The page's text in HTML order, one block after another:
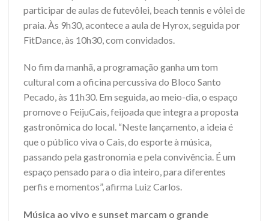
participar de aulas de futevôlei, beach tennis e vôlei de
praia. Às 9h30, acontece a aula de Hyrox, seguida por
FitDance, às 10h30, com convidados.
No fim da manhã, a programação ganha um tom
cultural com a oficina percussiva do Bloco Santo
Pecado, às 11h30. Em seguida, ao meio-dia, o espaço
promove o FeijuCais, feijoada que integra a proposta
gastronômica do local. “Neste lançamento, a ideia é
que o público viva o Cais, do esporte à música,
passando pela gastronomia e pela convivência. É um
espaço pensado para o dia inteiro, para diferentes
perfis e momentos”, afirma Luiz Carlos.
Música ao vivo e sunset marcam o grande